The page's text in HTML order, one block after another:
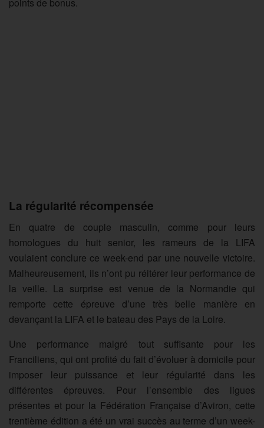
La régularité récompensée
En quatre de couple masculin, comme pour leurs
homologues du huit senior, les rameurs de la LIFA
voulaient conclure ce week-end par une nouvelle victoire.
Malheureusement, ils n’ont pu réitérer leur performance de
la veille. La surprise est venue de la Normandie qui
remporte cette épreuve d’une très belle manière en
devançant la LIFA et le bateau des Pays de la Loire.
Une performance malgré tout suffisante pour les
Franciliens, qui ont profité du fait d’évoluer à domicile pour
imposer leur puissance et leur régularité dans les
différentes épreuves. Pour l’ensemble des ligues
présentes et pour la Fédération Française d’Aviron, cette
trentième édition a été un vrai succès au terme d’un week-